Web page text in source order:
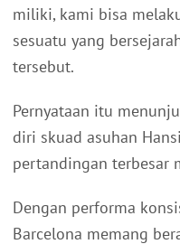
miliki, kami bisa
sesuatu yang
tersebut.
Pernyataan itu
diri skuad asuhan
pertandingan terbesar
Dengan performa
Barcelona memang